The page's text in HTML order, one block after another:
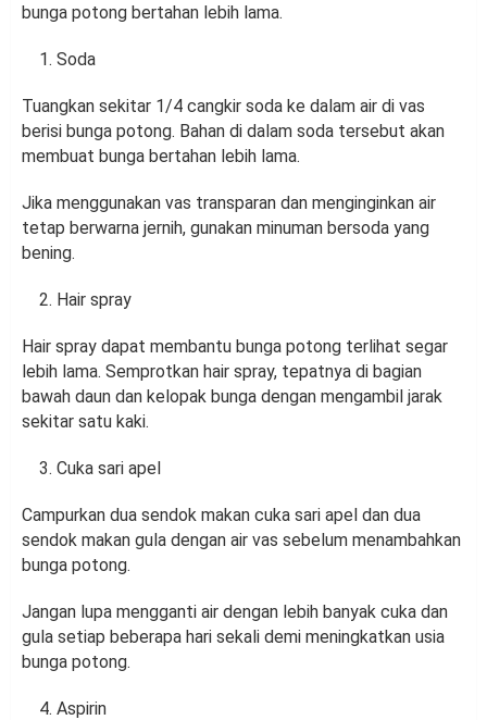
bunga potong bertahan lebih lama.
Soda
Tuangkan sekitar 1/4 cangkir soda ke dalam air di vas
berisi bunga potong. Bahan di dalam soda tersebut akan
membuat bunga bertahan lebih lama.
Jika menggunakan vas transparan dan menginginkan air
tetap berwarna jernih, gunakan minuman bersoda yang
bening.
Hair spray
Hair spray dapat membantu bunga potong terlihat segar
lebih lama. Semprotkan hair spray, tepatnya di bagian
bawah daun dan kelopak bunga dengan mengambil jarak
sekitar satu kaki.
Cuka sari apel
Campurkan dua sendok makan cuka sari apel dan dua
sendok makan gula dengan air vas sebelum menambahkan
bunga potong.
Jangan lupa mengganti air dengan lebih banyak cuka dan
gula setiap beberapa hari sekali demi meningkatkan usia
bunga potong.
Aspirin